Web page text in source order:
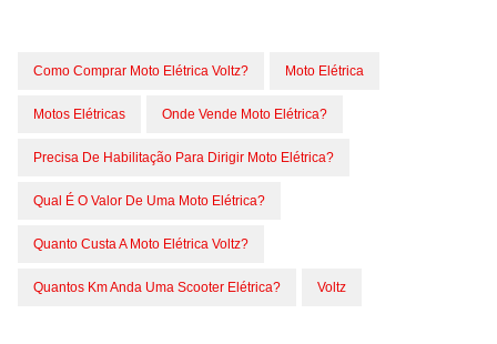
Como Comprar Moto Elétrica Voltz? Moto Elétrica
Motos Elétricas Onde Vende Moto Elétrica?
Precisa De Habilitação Para Dirigir Moto Elétrica?
Qual É O Valor De Uma Moto Elétrica?
Quanto Custa A Moto Elétrica Voltz?
Quantos Km Anda Uma Scooter Elétrica? Voltz